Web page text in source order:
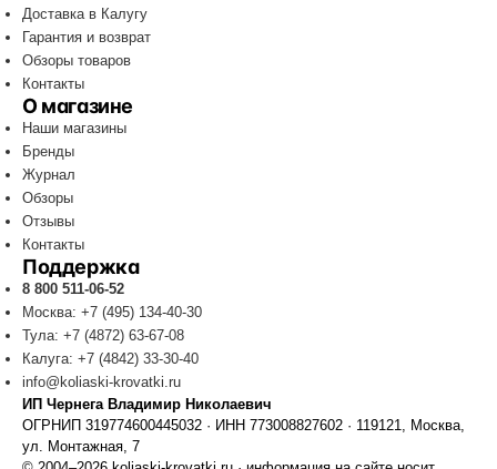
Доставка в Калугу
Гарантия и возврат
Обзоры товаров
Контакты
О магазине
Наши магазины
Бренды
Журнал
Обзоры
Отзывы
Контакты
Поддержка
8 800 511-06-52
Москва: +7 (495) 134-40-30
Тула: +7 (4872) 63-67-08
Калуга: +7 (4842) 33-30-40
info@koliaski-krovatki.ru
ИП Чернега Владимир Николаевич
ОГРНИП 319774600445032 · ИНН 773008827602 · 119121, Москва,
ул. Монтажная, 7